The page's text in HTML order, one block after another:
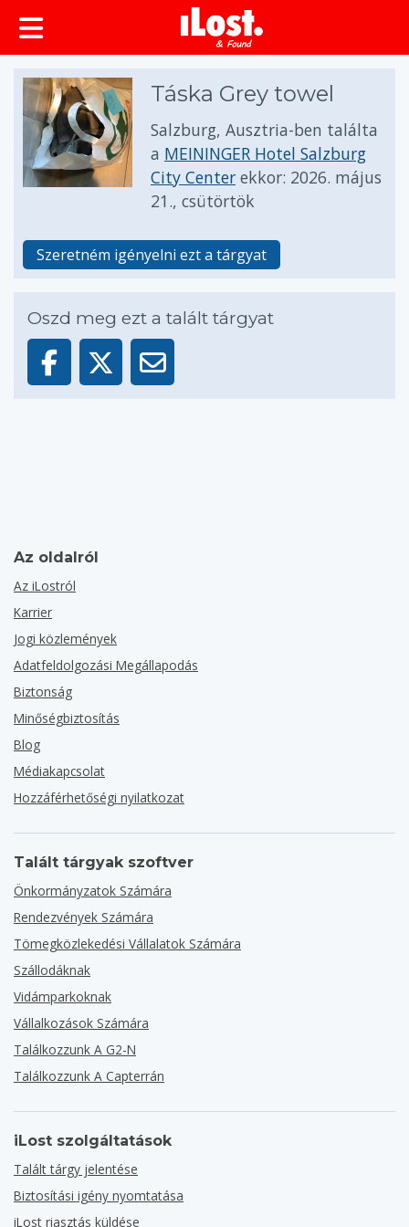
Táska Grey towel
Salzburg, Ausztria-ben találta
a MEININGER Hotel Salzburg
City Center ekkor: 2026. május
21., csütörtök
Szeretném igényelni ezt a tárgyat
Oszd meg ezt a talált tárgyat
Az oldalról
Az iLostról
Karrier
Jogi közlemények
Adatfeldolgozási Megállapodás
Biztonság
Minőségbiztosítás
Blog
Médiakapcsolat
Hozzáférhetőségi nyilatkozat
Talált tárgyak szoftver
Önkormányzatok Számára
Rendezvények Számára
Tömegközlekedési Vállalatok Számára
Szállodáknak
Vidámparkoknak
Vállalkozások Számára
Találkozzunk A G2-N
Találkozzunk A Capterrán
iLost szolgáltatások
Talált tárgy jelentése
Biztosítási igény nyomtatása
iLost riasztás küldése